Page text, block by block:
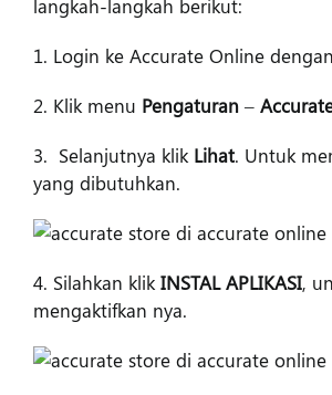
langkah-langkah berikut:
1. Login ke Accurate Online dengan
2. Klik menu Pengaturan –
3. Selanjutnya klik Lihat. Untuk
yang dibutuhkan.
4. Silahkan klik INSTAL APLIKASI,
mengaktifkan nya.